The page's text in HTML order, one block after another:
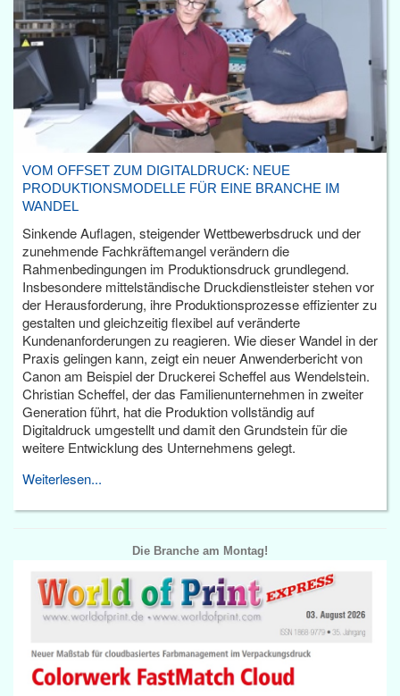
VOM OFFSET ZUM DIGITALDRUCK: NEUE
PRODUKTIONSMODELLE FÜR EINE BRANCHE IM
WANDEL
Sinkende Auflagen, steigender Wettbewerbsdruck und der
zunehmende Fachkräftemangel verändern die
Rahmenbedingungen im Produktionsdruck grundlegend.
Insbesondere mittelständische Druckdienstleister stehen vor
der Herausforderung, ihre Produktionsprozesse effizienter zu
gestalten und gleichzeitig flexibel auf veränderte
Kundenanforderungen zu reagieren. Wie dieser Wandel in der
Praxis gelingen kann, zeigt ein neuer Anwenderbericht von
Canon am Beispiel der Druckerei Scheffel aus Wendelstein.
Christian Scheffel, der das Familienunternehmen in zweiter
Generation führt, hat die Produktion vollständig auf
Digitaldruck umgestellt und damit den Grundstein für die
weitere Entwicklung des Unternehmens gelegt.
Weiterlesen...
Die Branche am Montag!